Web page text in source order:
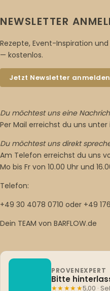
NEWSLETTER
Rezepte, Event-Inspiration und
— kostenlos.
Jetzt Newsletter anmelden
Du möchtest uns eine
Per Mail erreichst du uns
Du möchtest uns direkt
Am Telefon erreichst du uns
Mo bis Fr von 10.00 Uhr und
Telefon:
+49 30 4078 0710 oder +49
Dein TEAM von BARFLOW.de
PROVENEXPERT
Bitte
★★★★★5,00 ·